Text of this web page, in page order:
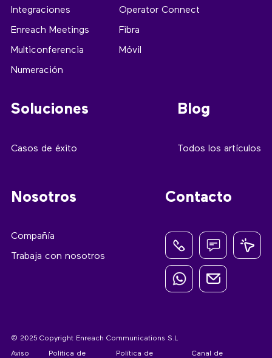
Integraciones
Enreach Meetings
Multiconferencia
Numeración
Operator Connect
Fibra
Móvil
Soluciones
Casos de éxito
Blog
Todos los artículos
Nosotros
Compañía
Trabaja con nosotros
Contacto
© 2025 Copyright Enreach Communications S.L
Aviso
Política de
Política de
Canal de